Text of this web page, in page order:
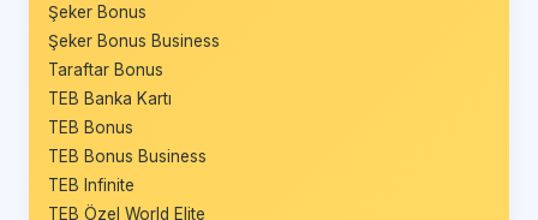
Şeker Bonus
Şeker Bonus Business
Taraftar Bonus
TEB Banka Kartı
TEB Bonus
TEB Bonus Business
TEB Infinite
TEB Özel World Elite